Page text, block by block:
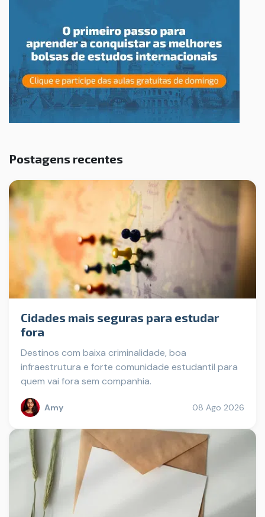
Postagens recentes
Cidades mais seguras para estudar
fora
Destinos com baixa criminalidade, boa
infraestrutura e forte comunidade estudantil para
quem vai fora sem companhia.
Amy 08 Ago 2026